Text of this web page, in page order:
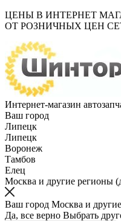
ЦЕНЫ В ИНТЕРНЕТ
ОТ РОЗНИЧНЫХ ЦЕН
Интернет-магазин
Ваш город
Липецк
Липецк
Воронеж
Тамбов
Елец
Москва и другие регионы
Ваш город Москва и
Да, все верно Выбрать